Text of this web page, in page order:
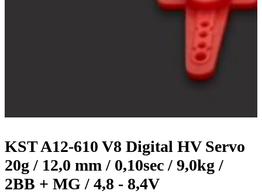
KST A12-610 V8 Digital HV Servo
20g / 12,0 mm / 0,10sec / 9,0kg /
2BB + MG / 4,8 - 8,4V